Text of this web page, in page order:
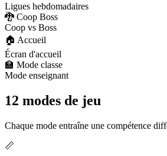
Ligues hebdomadaires
🐉 Coop Boss
Coop vs Boss
🏠 Accueil
Écran d'accueil
🏫 Mode classe
Mode enseignant
12 modes de jeu
Chaque mode entraîne une compétence
📏